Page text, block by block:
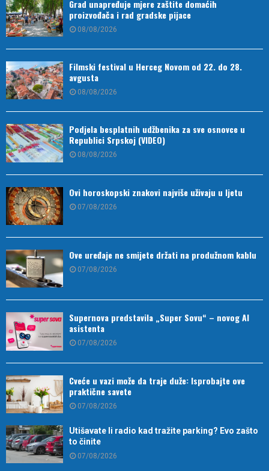
Grad unapređuje mjere zaštite domaćih
proizvođača i rad gradske pijace
08/08/2026
Filmski festival u Herceg Novom od 22. do 28.
avgusta
08/08/2026
Podjela besplatnih udžbenika za sve osnovce u
Republici Srpskoj (VIDEO)
08/08/2026
Ovi horoskopski znakovi najviše uživaju u ljetu
07/08/2026
Ove uređaje ne smijete držati na produžnom kablu
07/08/2026
Supernova predstavila „Super Sovu“ – novog AI
asistenta
07/08/2026
Cveće u vazi može da traje duže: Isprobajte ove
praktične savete
07/08/2026
Utišavate li radio kad tražite parking? Evo zašto
to činite
07/08/2026